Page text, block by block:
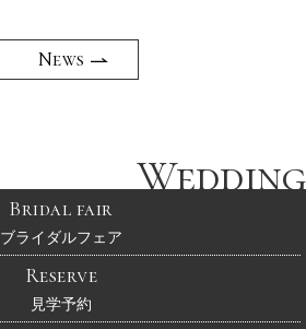
News
Wedding
Bridal fair
ブライダルフェア
Reserve
見学予約